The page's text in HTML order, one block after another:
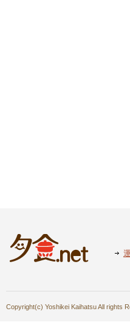
Copyright(c) Yoshikei Kaihatsu All rights